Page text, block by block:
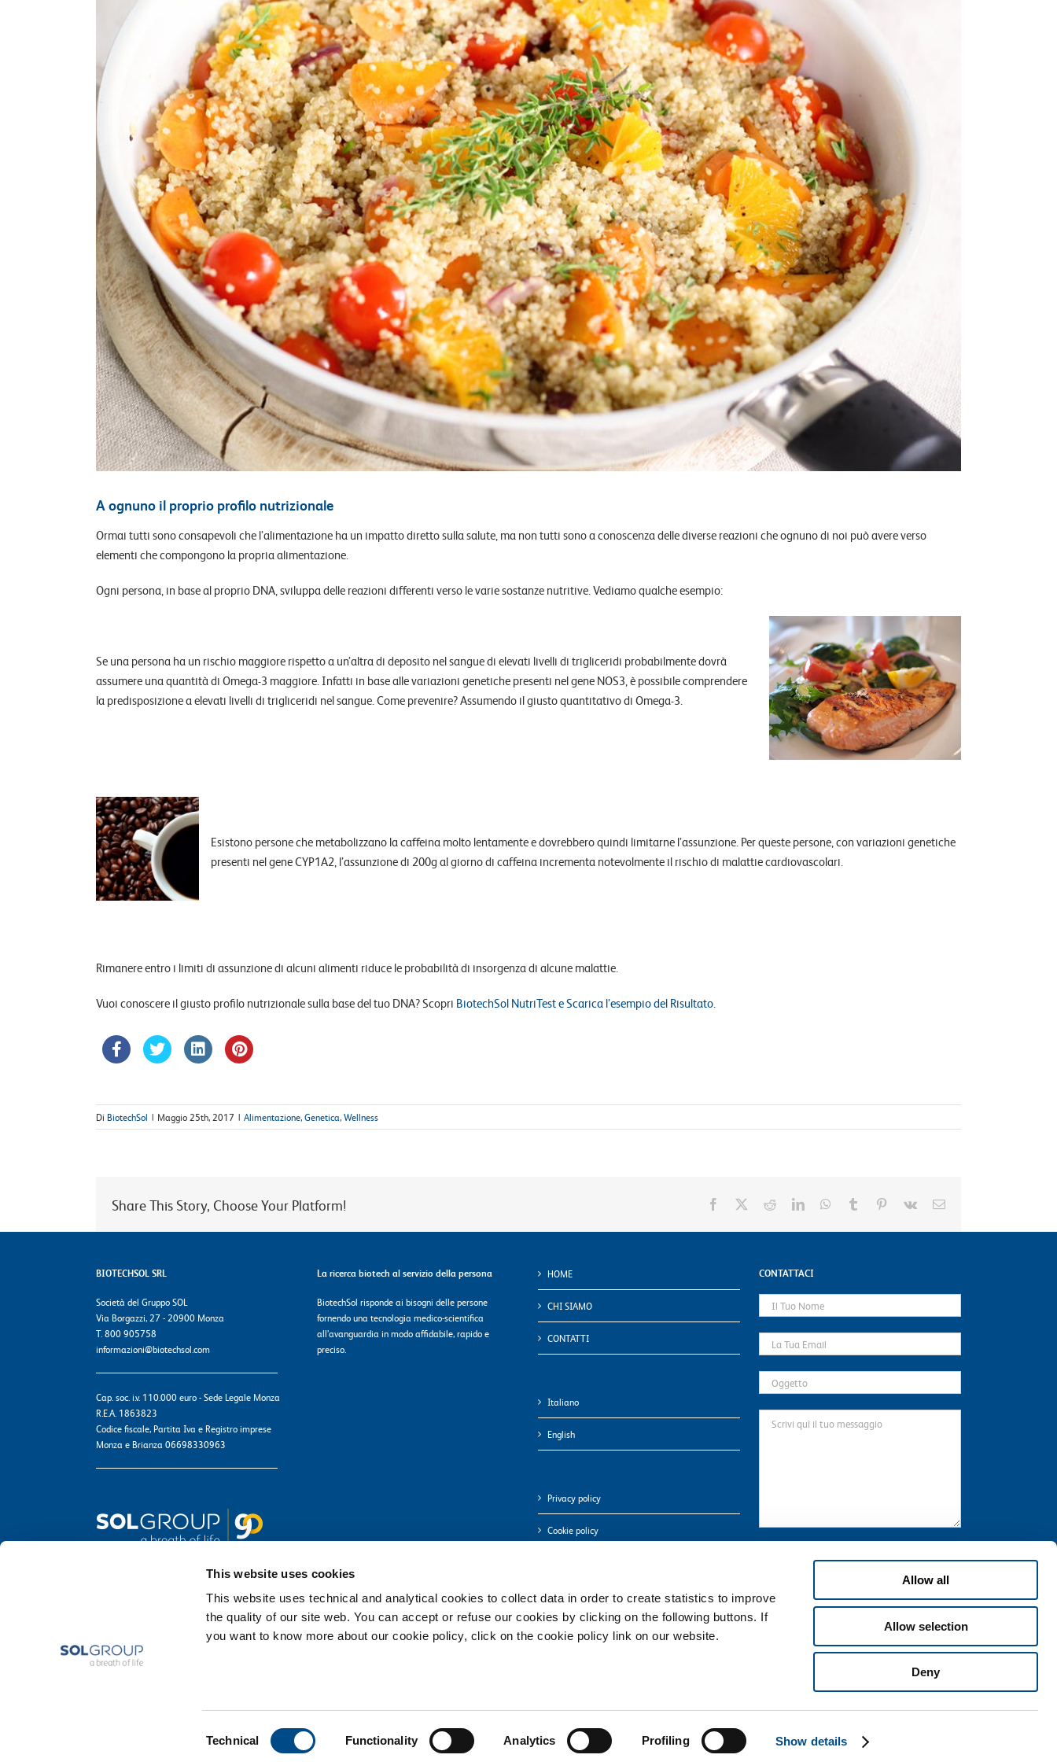
This website uses cookies
This website uses technical and analytical cookies to collect data in order to create statistics to improve
the quality of our site web. You can accept or refuse our cookies by clicking on the following buttons. If
you want to know more about our cookie policy, click on the cookie policy link on our website.
Technical Functionality Analytics Profiling Show details
Allow all
Allow selection
Deny
A ognuno il proprio profilo nutrizionale
Ormai tutti sono consapevoli che l’alimentazione ha un impatto diretto sulla salute, ma non tutti sono a conoscenza delle diverse reazioni che ognuno di noi può avere verso
elementi che compongono la propria alimentazione.
Ogni persona, in base al proprio DNA, sviluppa delle reazioni differenti verso le varie sostanze nutritive. Vediamo qualche esempio:
Se una persona ha un rischio maggiore rispetto a un’altra di deposito nel sangue di elevati livelli di trigliceridi probabilmente dovrà
assumere una quantità di Omega-3 maggiore. Infatti in base alle variazioni genetiche presenti nel gene NOS3, è possibile comprendere
la predisposizione a elevati livelli di trigliceridi nel sangue. Come prevenire? Assumendo il giusto quantitativo di Omega-3.
Esistono persone che metabolizzano la caffeina molto lentamente e dovrebbero quindi limitarne l’assunzione. Per queste persone, con variazioni genetiche
presenti nel gene CYP1A2, l’assunzione di 200g al giorno di caffeina incrementa notevolmente il rischio di malattie cardiovascolari.
Rimanere entro i limiti di assunzione di alcuni alimenti riduce le probabilità di insorgenza di alcune malattie.
Vuoi conoscere il giusto profilo nutrizionale sulla base del tuo DNA? Scopri BiotechSol NutriTest e Scarica l’esempio del Risultato.
Di BiotechSol | Maggio 25th, 2017 | Alimentazione,Genetica,Wellness
Share This Story, Choose Your Platform! Facebook RedditLinkedInWhatsApp
Tumblr Pinterest
Vk Email
BIOTECHSOL SRL
Società del Gruppo SOL
Via Borgazzi, 27 - 20900 Monza
T. 800 905758
informazioni@biotechsol.com
Cap. soc. i.v. 110.000 euro - Sede Legale Monza
R.E.A. 1863823
Codice fiscale, Partita Iva e Registro imprese
Monza e Brianza 06698330963
La ricerca biotech al servizio della persona
BiotechSol risponde ai bisogni delle persone
fornendo una tecnologia medico-scientifica
all’avanguardia in modo affidabile, rapido e
preciso.
HOME
CHI SIAMO
CONTATTI
Italiano
English
Privacy policy
Cookie policy
CONTATTACI
parte, in relazione al trattamento dei propri dati
personali necessari per la navigazione sul Sito.
© 2021 - BIOTECHSOL SRL - Partita Iva: 06698330963 | All Rights Reserved |credits
Facebook
X LinkedIn